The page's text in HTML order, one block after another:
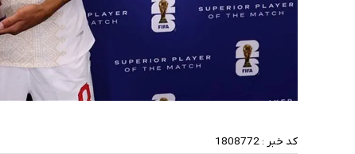
کد خبر : 1808772